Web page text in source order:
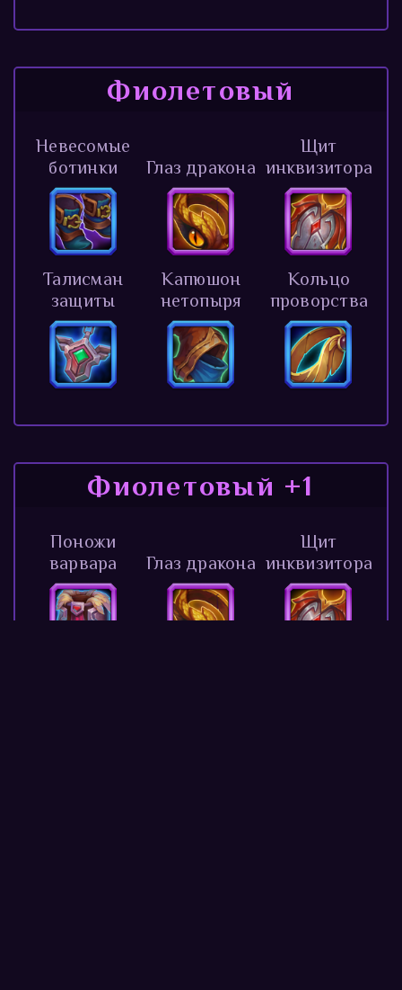
Фиолетовый
Невесомые
ботинки
Глаз дракона
Щит
инквизитора
Талисман
защиты
Капюшон
нетопыря
Кольцо
проворства
Фиолетовый +1
Поножи
варвара
Глаз дракона
Щит
инквизитора